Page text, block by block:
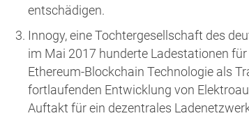
entschädigen.
Innogy, eine Tochtergesellschaft des
im Mai 2017 hunderte Ladestationen
Ethereum-Blockchain Technologie als
fortlaufenden Entwicklung von
Auftakt für ein dezentrales